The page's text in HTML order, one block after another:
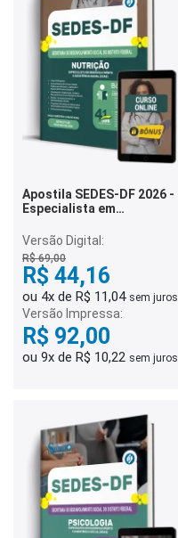
Apostila SEDES-DF 2026 -
Especialista em
Assistência Social (EDAS) -
Nutrição
Versão Digital:
R$ 69,00
R$ 44,16
ou 4x de R$ 11,04 sem juros
Versão Impressa:
R$ 92,00
ou 9x de R$ 10,22 sem juros